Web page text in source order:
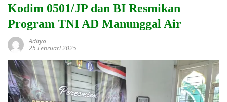
Kodim 0501/JP dan BI Resmikan
Program TNI AD Manunggal Air
Aditya
25 Februari 2025